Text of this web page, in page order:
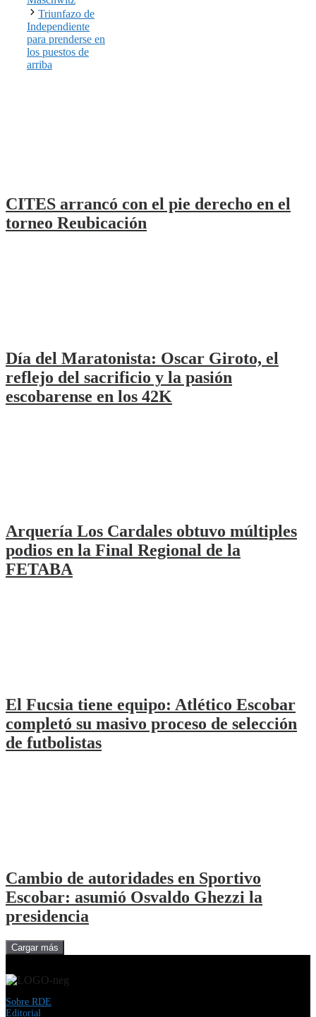
Triunfazo de
Independiente
para prenderse en
los puestos de
arriba
CITES arrancó con el pie derecho en el
torneo Reubicación
Día del Maratonista: Oscar Giroto, el
reflejo del sacrificio y la pasión
escobarense en los 42K
Arquería Los Cardales obtuvo múltiples
podios en la Final Regional de la
FETABA
El Fucsia tiene equipo: Atlético Escobar
completó su masivo proceso de selección
de futbolistas
Cambio de autoridades en Sportivo
Escobar: asumió Osvaldo Ghezzi la
presidencia
Cargar más
Sobre RDE
Editorial